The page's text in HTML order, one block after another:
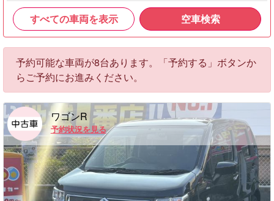
すべての車両を表示 空車検索
予約可能な車両が8台あります。「予約する」ボタンか
らご予約にお進みください。
ワゴンR
予約状況を見る